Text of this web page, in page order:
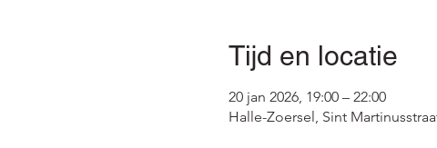
Tijd en locatie
20 jan 2026, 19:00 – 22:00
Halle-Zoersel, Sint